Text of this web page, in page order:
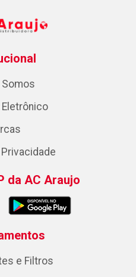
Somos
da AC Araujo
e Filtros